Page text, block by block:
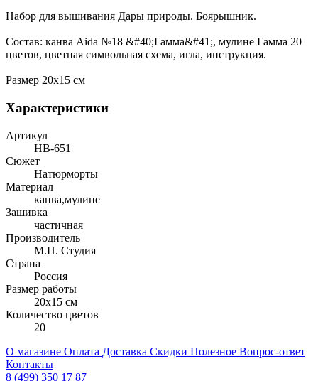
Набор для вышивания Дары природы. Боярышник.
Состав: канва Aida №18 &#40;Гамма&#41;, мулине Гамма 20
цветов, цветная символьная схема, игла, инструкция.
Размер 20х15 см
Характеристики
Артикул
НВ-651
Сюжет
Натюрморты
Материал
канва,мулине
Зашивка
частичная
Производитель
М.П. Студия
Страна
Россия
Размер работы
20x15 см
Количество цветов
20
О магазине Оплата Доставка Скидки Полезное Вопрос-ответ
Контакты
8 (499) 350 17 87